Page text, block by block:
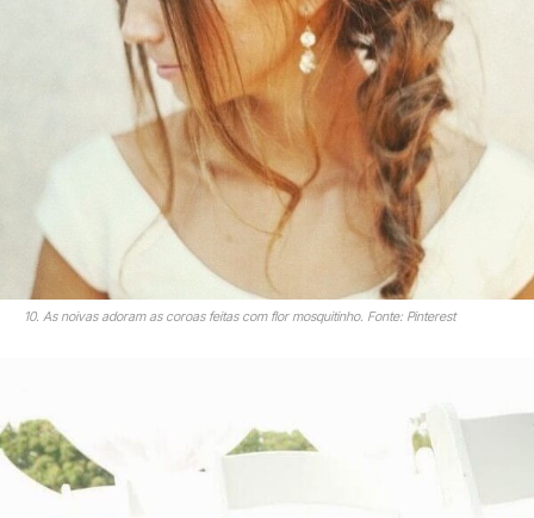
10. As noivas adoram as coroas feitas com flor mosquitinho. Fonte: Pinterest